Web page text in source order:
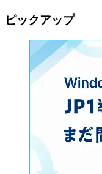
ピックアップ